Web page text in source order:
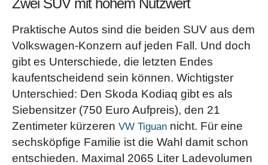
Zwei SUV mit hohem Nutzwert
Praktische Autos sind die beiden SUV aus dem
Volkswagen-Konzern auf jeden Fall. Und doch
gibt es Unterschiede, die letzten Endes
kaufentscheidend sein können. Wichtigster
Unterschied: Den Skoda Kodiaq gibt es als
Siebensitzer (750 Euro Aufpreis), den 21
Zentimeter kürzeren VW Tiguan nicht. Für eine
sechsköpfige Familie ist die Wahl damit schon
entschieden. Maximal 2065 Liter Ladevolumen